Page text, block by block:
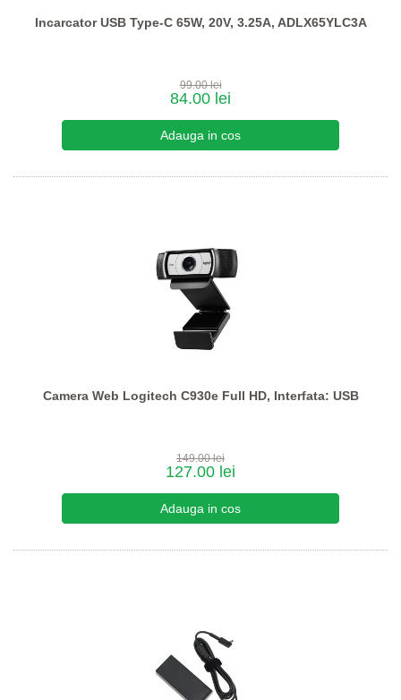
Incarcator USB Type-C 65W, 20V, 3.25A, ADLX65YLC3A
99.00 lei
84.00 lei
Camera Web Logitech C930e Full HD, Interfata: USB
149.00 lei
127.00 lei